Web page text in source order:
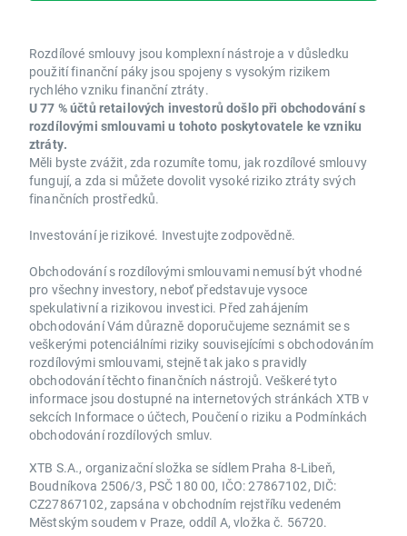
Rozdílové smlouvy jsou komplexní nástroje a v důsledku
použití finanční páky jsou spojeny s vysokým rizikem
rychlého vzniku finanční ztráty.
U 77 % účtů retailových investorů došlo při obchodování s
rozdílovými smlouvami u tohoto poskytovatele ke vzniku
ztráty.
Měli byste zvážit, zda rozumíte tomu, jak rozdílové smlouvy
fungují, a zda si můžete dovolit vysoké riziko ztráty svých
finančních prostředků.
Investování je rizikové. Investujte zodpovědně.
Obchodování s rozdílovými smlouvami nemusí být vhodné
pro všechny investory, neboť představuje vysoce
spekulativní a rizikovou investici. Před zahájením
obchodování Vám důrazně doporučujeme seznámit se s
veškerými potenciálními riziky souvisejícími s obchodováním
rozdílovými smlouvami, stejně tak jako s pravidly
obchodování těchto finančních nástrojů. Veškeré tyto
informace jsou dostupné na internetových stránkách XTB v
sekcích Informace o účtech, Poučení o riziku a Podmínkách
obchodování rozdílových smluv.
XTB S.A., organizační složka se sídlem Praha 8-Libeň,
Boudníkova 2506/3, PSČ 180 00, IČO: 27867102, DIČ:
CZ27867102, zapsána v obchodním rejstříku vedeném
Městským soudem v Praze, oddíl A, vložka č. 56720.